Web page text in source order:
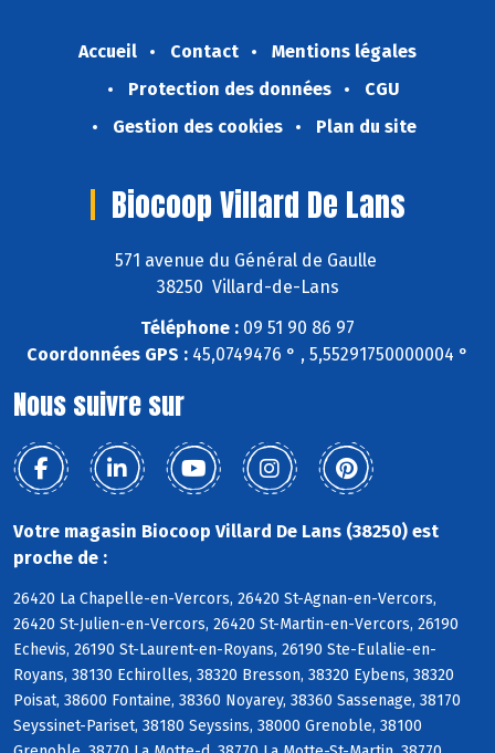
Accueil Contact
Mentions légales
Protection des données
CGU
Gestion des cookies
Plan du site
Biocoop Villard De Lans
571 avenue du Général de Gaulle
38250 Villard-de-Lans
Téléphone : 09 51 90 86 97
Coordonnées GPS : 45,0749476 ° , 5,55291750000004 °
Nous suivre sur
Votre magasin Biocoop Villard De Lans (38250) est
proche de :
26420 La Chapelle-en-Vercors, 26420 St-Agnan-en-Vercors,
26420 St-Julien-en-Vercors, 26420 St-Martin-en-Vercors, 26190
Echevis, 26190 St-Laurent-en-Royans, 26190 Ste-Eulalie-en-
Royans, 38130 Echirolles, 38320 Bresson, 38320 Eybens, 38320
Poisat, 38600 Fontaine, 38360 Noyarey, 38360 Sassenage, 38170
Seyssinet-Pariset, 38180 Seyssins, 38000 Grenoble, 38100